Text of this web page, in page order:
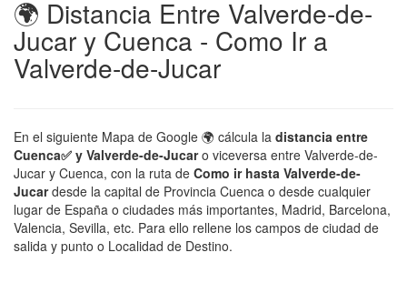
🌍 Distancia Entre Valverde-de-
Jucar y Cuenca - Como Ir a
Valverde-de-Jucar
En el siguiente Mapa de Google 🌍 cálcula la distancia entre
Cuenca✅ y Valverde-de-Jucaro viceversa entre Valverde-de-
Jucar y Cuenca, con la ruta de Como ir hasta Valverde-de-
Jucardesde la capital de Provincia Cuenca o desde cualquier
lugar de España o ciudades más importantes, Madrid, Barcelona,
Valencia, Sevilla, etc. Para ello rellene los campos de ciudad de
salida y punto o Localidad de Destino.